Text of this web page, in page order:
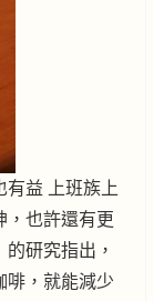
有益 上班族上
，也許還有更
研究指出，
啡，就能減少